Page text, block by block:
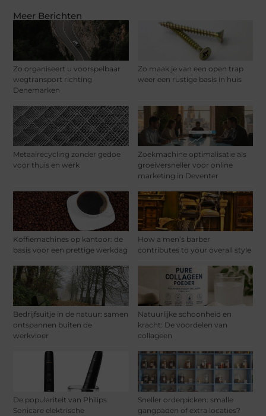
Meer Berichten
Zo organiseert u voorspelbaar
wegtransport richting
Denemarken
Zo maak je van een open trap
weer een rustige basis in huis
Metaalrecycling zonder gedoe
voor thuis en werk
Zoekmachine optimalisatie als
groeiversneller voor online
marketing in Deventer
Koffiemachines op kantoor: de
basis voor een prettige werkdag
How a men’s barber
contributes to your overall style
Bedrijfsuitje in de natuur: samen
ontspannen buiten de
werkvloer
Natuurlijke schoonheid en
kracht: De voordelen van
collageen
De populariteit van Philips
Sonicare elektrische
Sneller orderpicken: smalle
gangpaden of extra locaties?